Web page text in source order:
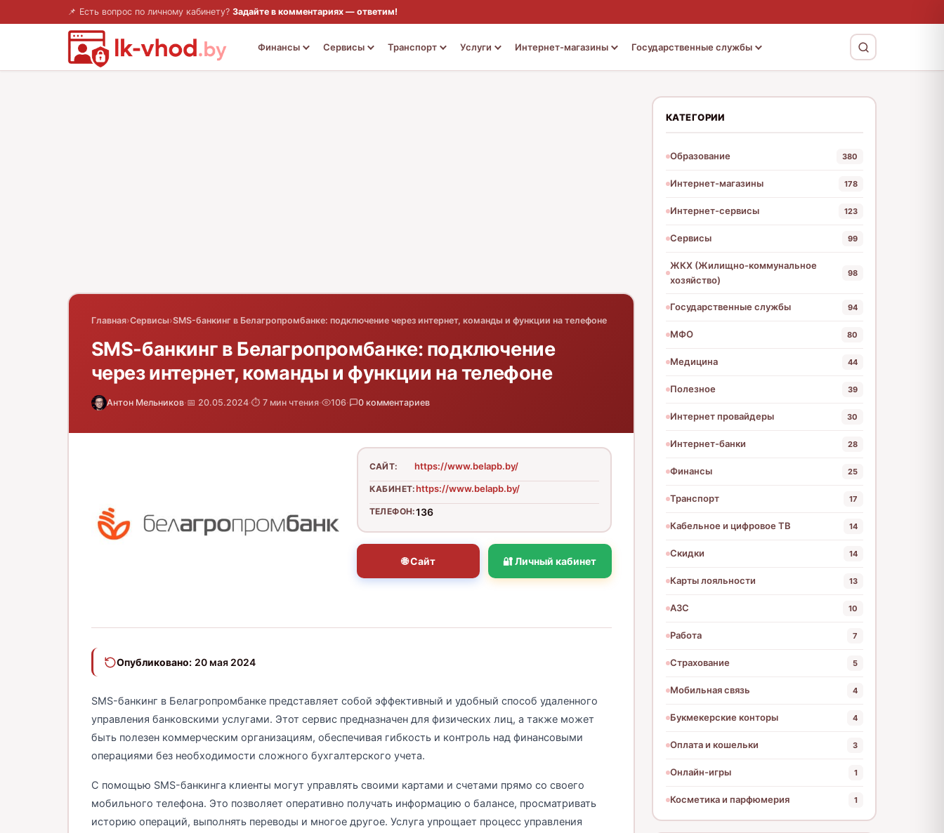
📌 Есть вопрос по личному кабинету? Задайте в комментариях — ответим!
Финансы Сервисы Транспорт Услуги Интернет-магазины Государственные службы
Главная›Сервисы›SMS-банкинг в Белагропромбанке: подключение через интернет, команды и функции на телефоне
SMS-банкинг в Белагропромбанке: подключение
через интернет, команды и функции на телефоне
Антон Мельников· 📅 20.05.2024·⏱️ 7 мин чтения· 106· 0 комментариев
САЙТ: https://www.belapb.by/
КАБИНЕТ:https://www.belapb.by/
ТЕЛЕФОН:136
🌐 Сайт 🔐 Личный кабинет
Опубликовано: 20 мая 2024
SMS-банкинг в Белагропромбанке представляет собой эффективный и удобный способ удаленного
управления банковскими услугами. Этот сервис предназначен для физических лиц, а также может
быть полезен коммерческим организациям, обеспечивая гибкость и контроль над финансовыми
операциями без необходимости сложного бухгалтерского учета.
С помощью SMS-банкинга клиенты могут управлять своими картами и счетами прямо со своего
мобильного телефона. Это позволяет оперативно получать информацию о балансе, просматривать
историю операций, выполнять переводы и многое другое. Услуга упрощает процесс управления
КАТЕГОРИИ
Образование 380
Интернет-магазины 178
Интернет-сервисы 123
Сервисы 99
ЖКХ (Жилищно-коммунальное
хозяйство)
98
Государственные службы 94
МФО 80
Медицина 44
Полезное 39
Интернет провайдеры 30
Интернет-банки 28
Финансы 25
Транспорт 17
Кабельное и цифровое ТВ 14
Скидки 14
Карты лояльности 13
АЗС 10
Работа 7
Страхование 5
Мобильная связь 4
Букмекерские конторы 4
Оплата и кошельки 3
Онлайн-игры 1
Косметика и парфюмерия 1